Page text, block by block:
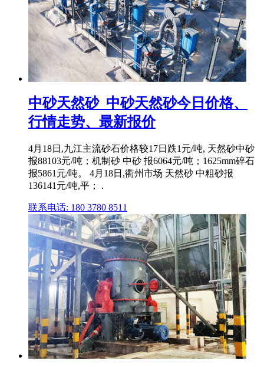
中砂天然砂_中砂天然砂今日价格、
行情走势、最新报价
4月18日,九江主流砂石价格较17日跌1元/吨, 天然砂中砂
报88103元/吨；机制砂 中砂 报6064元/吨；1625mm碎石
报5861元/吨。 4月18日,衢州市场 天然砂 中粗砂报
136141元/吨,平； .
联系电话: 180 3780 8511